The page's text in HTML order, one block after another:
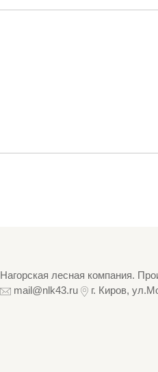
Нагорская лесная компания.
mail@nlk43.ru
г. Киров,